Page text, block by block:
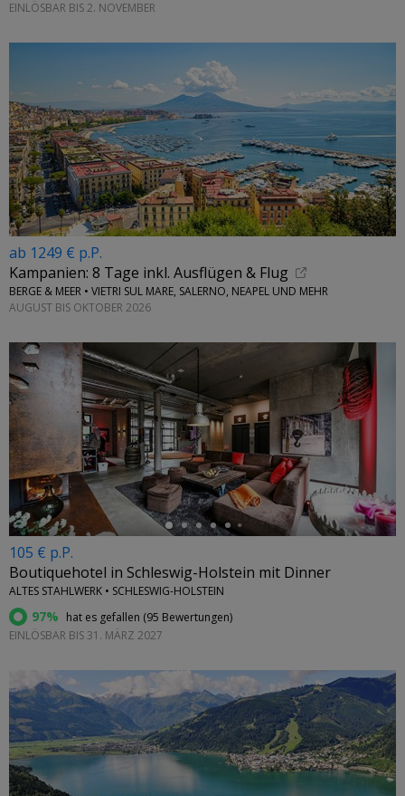
EINLÖSBAR BIS 2. NOVEMBER
ab 1249 € p.P.
Kampanien: 8 Tage inkl. Ausflügen & Flug
BERGE & MEER • VIETRI SUL MARE, SALERNO, NEAPEL UND MEHR
AUGUST BIS OKTOBER 2026
105 € p.P.
Boutiquehotel in Schleswig-Holstein mit Dinner
ALTES STAHLWERK • SCHLESWIG-HOLSTEIN
97% hat es gefallen (95 Bewertungen)
EINLÖSBAR BIS 31. MÄRZ 2027